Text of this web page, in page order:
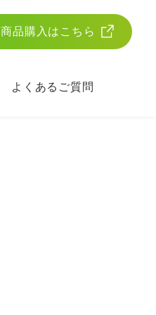
商品購入はこちら
よくあるご質問